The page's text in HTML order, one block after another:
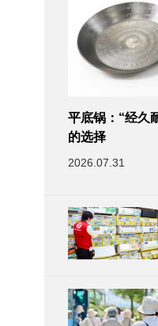
平底锅：“经久
的选择
2026.07.31